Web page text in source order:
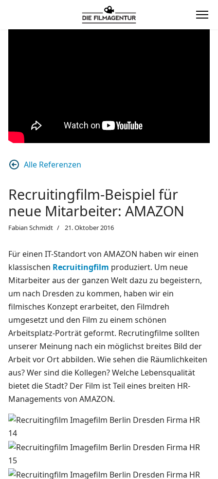
Alle Referenzen
Recruitingfilm-Beispiel für
neue Mitarbeiter: AMAZON
Fabian Schmidt 21. Oktober 2016
Für einen IT-Standort von AMAZON haben wir einen
klassischen Recruitingfilm produziert. Um neue
Mitarbeiter aus der ganzen Welt dazu zu begeistern,
um nach Dresden zu kommen, haben wir ein
filmisches Konzept erarbeitet, den Filmdreh
umgesetzt und den Film zu einem schönen
Arbeitsplatz-Porträt geformt. Recrutingfilme sollten
unserer Meinung nach ein möglichst breites Bild der
Arbeit vor Ort abbilden. Wie sehen die Räumlichkeiten
aus? Wer sind die Kollegen? Welche Lebensqualität
bietet die Stadt? Der Film ist Teil eines breiten HR-
Managements von AMAZON.